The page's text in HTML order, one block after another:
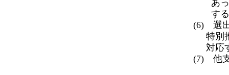
あ
す
(6) 選出
特別
対応
(7) 他支